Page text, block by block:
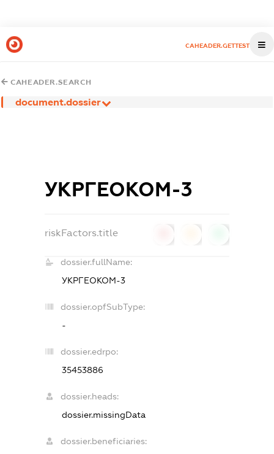
CAHEADER.GETTEST
CAHEADER.SEARCH
document.dossier
УКРГЕОКОМ-3
riskFactors.title
dossier.fullName:
УКРГЕОКОМ-3
dossier.opfSubType:
-
dossier.edrpo:
35453886
dossier.heads:
dossier.missingData
dossier.beneficiaries: